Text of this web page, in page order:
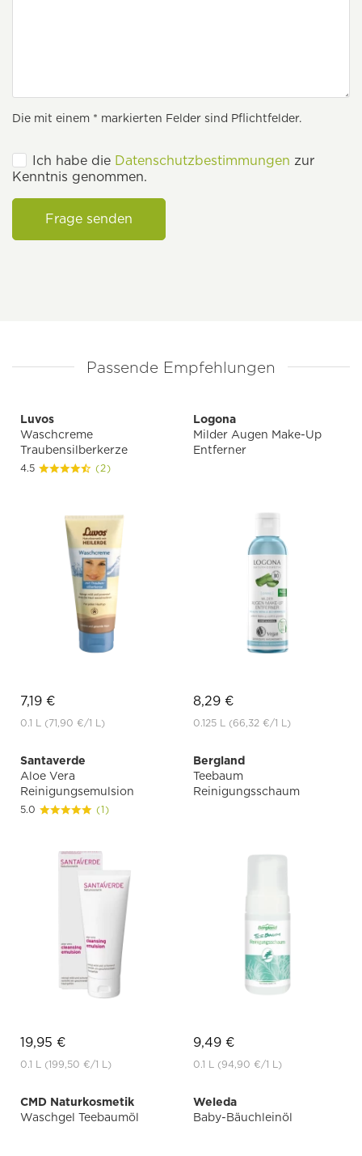
Die mit einem * markierten Felder sind Pflichtfelder.
Ich habe die Datenschutzbestimmungen zur
Kenntnis genommen.
Frage senden
Passende Empfehlungen
Luvos
Waschcreme
Traubensilberkerze
4.5 (2)
7,19 €
0.1 L (71,90 €/1 L)
Logona
Milder Augen Make-Up
Entferner
8,29 €
0.125 L (66,32 €/1 L)
Santaverde
Aloe Vera
Reinigungsemulsion
5.0 (1)
19,95 €
0.1 L (199,50 €/1 L)
Bergland
Teebaum
Reinigungsschaum
9,49 €
0.1 L (94,90 €/1 L)
CMD Naturkosmetik
Waschgel Teebaumöl
Weleda
Baby-Bäuchleinöl